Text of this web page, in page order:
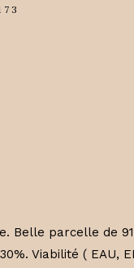
Belle parcelle de
Viabilité ( EAU,